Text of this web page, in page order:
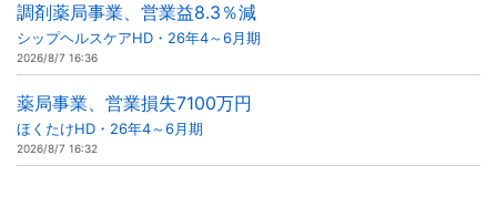
調剤薬局事業、営業益8.3％減
シップヘルスケアHD・26年4～6月期
2026/8/7 16:36
薬局事業、営業損失7100万円
ほくたけHD・26年4～6月期
2026/8/7 16:32